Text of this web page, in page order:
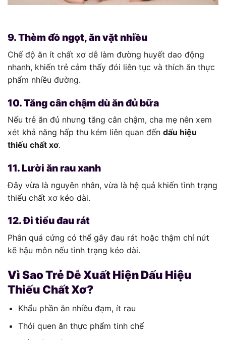
9. Thèm đồ ngọt, ăn vặt nhiều
Chế độ ăn ít chất xơ dễ làm đường huyết dao động
nhanh, khiến trẻ cảm thấy đói liên tục và thích ăn thực
phẩm nhiều đường.
10. Tăng cân chậm dù ăn đủ bữa
Nếu trẻ ăn đủ nhưng tăng cân chậm, cha mẹ nên xem
xét khả năng hấp thu kém liên quan đến dấu hiệu
thiếu chất xơ.
11. Lười ăn rau xanh
Đây vừa là nguyên nhân, vừa là hệ quả khiến tình trạng
thiếu chất xơ kéo dài.
12. Đi tiểu đau rát
Phân quá cứng có thể gây đau rát hoặc thậm chí nứt
kẽ hậu môn nếu tình trạng kéo dài.
Vì Sao Trẻ Dễ Xuất Hiện Dấu Hiệu
Thiếu Chất Xơ?
Khẩu phần ăn nhiều đạm, ít rau
Thói quen ăn thực phẩm tinh chế